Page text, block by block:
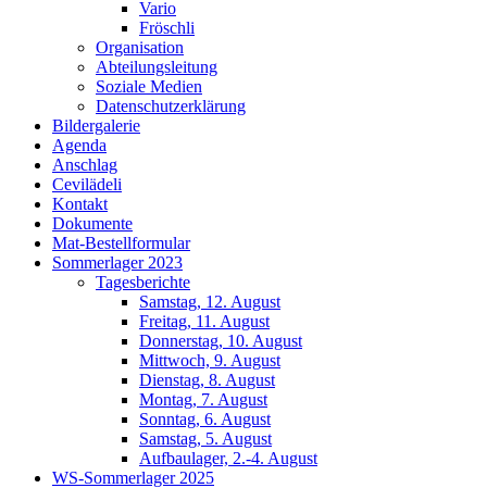
Vario
Fröschli
Organisation
Abteilungsleitung
Soziale Medien
Datenschutzerklärung
Bildergalerie
Agenda
Anschlag
Cevilädeli
Kontakt
Dokumente
Mat-Bestellformular
Sommerlager 2023
Tagesberichte
Samstag, 12. August
Freitag, 11. August
Donnerstag, 10. August
Mittwoch, 9. August
Dienstag, 8. August
Montag, 7. August
Sonntag, 6. August
Samstag, 5. August
Aufbaulager, 2.-4. August
WS-Sommerlager 2025